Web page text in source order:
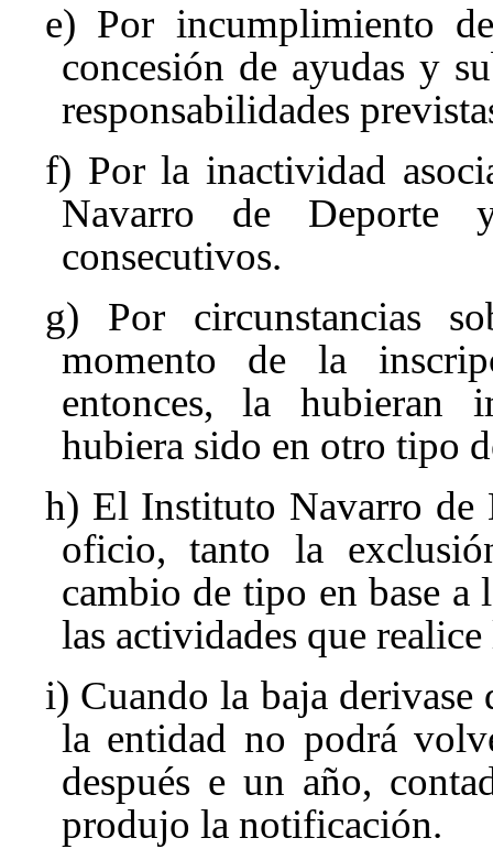
e) Por incumplimiento
concesión de ayudas y
responsabilidades
f) Por la inactividad
Navarro de Deporte
consecutivos.
g) Por circunstancias
momento de la
entonces, la hubieran
hubiera sido en otro tipo
h) El Instituto Navarro de
oficio, tanto la
cambio de tipo en base
las actividades que
i) Cuando la baja
la entidad no podrá
después e un año,
produjo la notificación.